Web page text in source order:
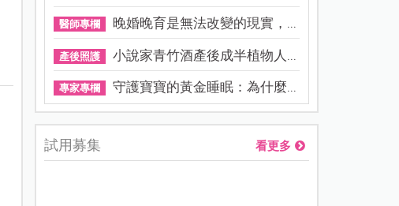
醫師專欄 晚婚晚育是無法改變的現實，...
產後照護 小說家青竹酒產後成半植物人...
專家專欄 守護寶寶的黃金睡眠：為什麼...
試用募集 看更多